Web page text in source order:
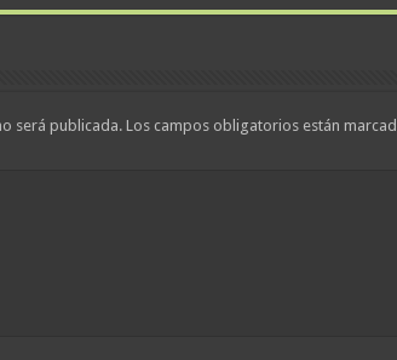
será publicada. Los campos obligatorios están